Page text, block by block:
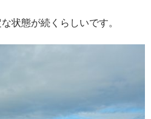
状態が続くらしいです。